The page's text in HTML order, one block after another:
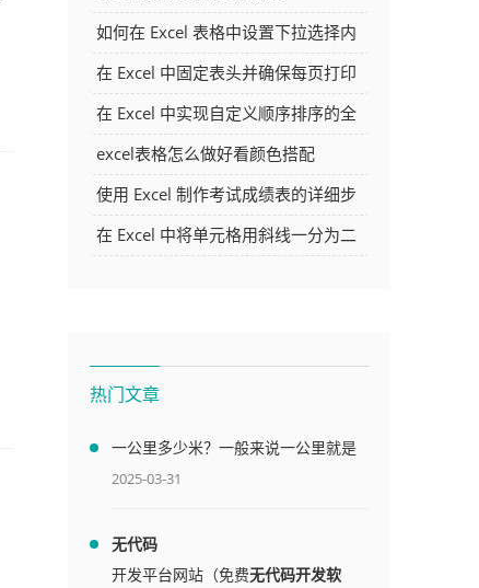
如何在 Excel 表格中设置下拉选择内
容
在 Excel 中固定表头并确保每页打印
时都显示表头的方法详解
在 Excel 中实现自定义顺序排序的全
面指南
excel表格怎么做好看颜色搭配
使用 Excel 制作考试成绩表的详细步
骤及技巧
在 Excel 中将单元格用斜线一分为二
热门文章
一公里多少米？一般来说一公里就是
1000米
2025-03-31
无代码
开发平台网站（免费无代码开发软